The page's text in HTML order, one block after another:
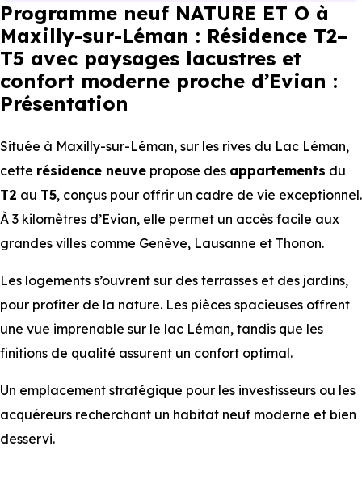
Programme neuf NATURE ET O à
Maxilly-sur-Léman : Résidence T2–
T5 avec paysages lacustres et
confort moderne proche d’Evian :
Présentation
Située à Maxilly-sur-Léman, sur les rives du Lac Léman,
cette résidence neuve propose des appartements du
T2 au T5, conçus pour offrir un cadre de vie exceptionnel.
À 3 kilomètres d’Evian, elle permet un accès facile aux
grandes villes comme Genève, Lausanne et Thonon.
Les logements s’ouvrent sur des terrasses et des jardins,
pour profiter de la nature. Les pièces spacieuses offrent
une vue imprenable sur le lac Léman, tandis que les
finitions de qualité assurent un confort optimal.
Un emplacement stratégique pour les investisseurs ou les
acquéreurs recherchant un habitat neuf moderne et bien
desservi.